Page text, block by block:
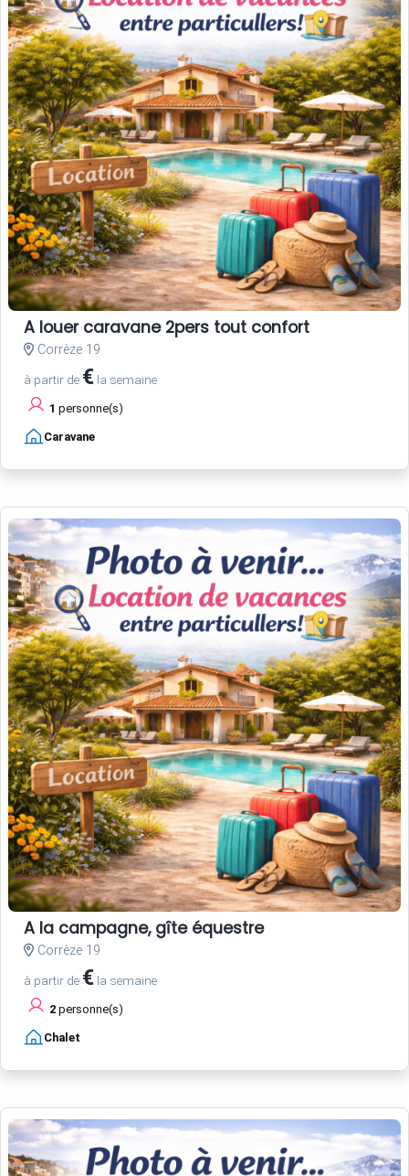
A louer caravane 2pers tout confort
Corrèze 19
à partir de € la semaine
1 personne(s)
Caravane
A la campagne, gîte équestre
Corrèze 19
à partir de € la semaine
2 personne(s)
Chalet